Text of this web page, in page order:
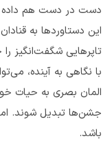
دست در دست هم داده
این دستاوردها به
تاپرهایی شگفت‌انگیز
با نگاهی به آینده،
المان بصری به حیات
جشن‌ها تبدیل شوند.
باشد.